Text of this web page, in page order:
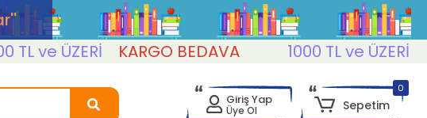
ÜZERİ KARGO BEDAVA 1000 TL ve ÜZERİ
Giriş Yap
Üye Ol
0
Sepetim